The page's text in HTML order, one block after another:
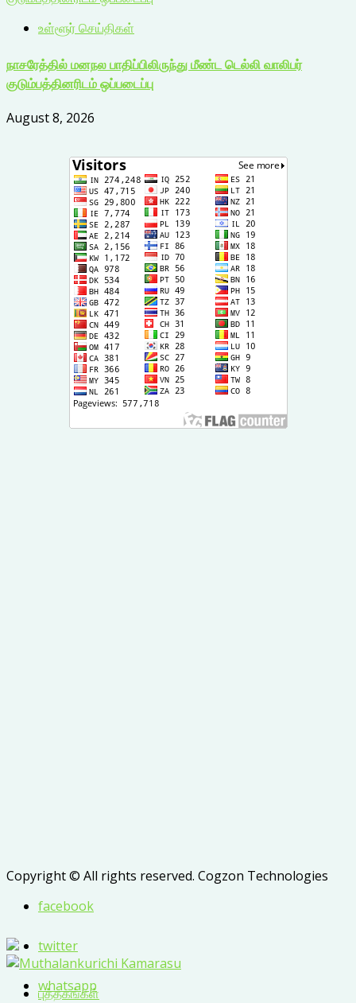
உள்ளூர் செய்திகள்
நாசரேத்தில் மனநல பாதிப்பிலிருந்து மீண்ட டெல்லி வாலிபர்
குடும்பத்தினரிடம் ஒப்படைப்பு
August 8, 2026
Copyright © All rights reserved. Cogzon Technologies
facebook
twitter
whatsapp
புத்தகங்கள்